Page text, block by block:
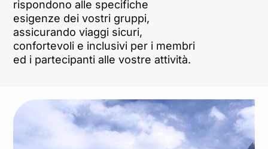
rispondono alle specifiche
esigenze dei vostri gruppi,
assicurando viaggi sicuri,
confortevoli e inclusivi per i membri
ed i partecipanti alle vostre attività.